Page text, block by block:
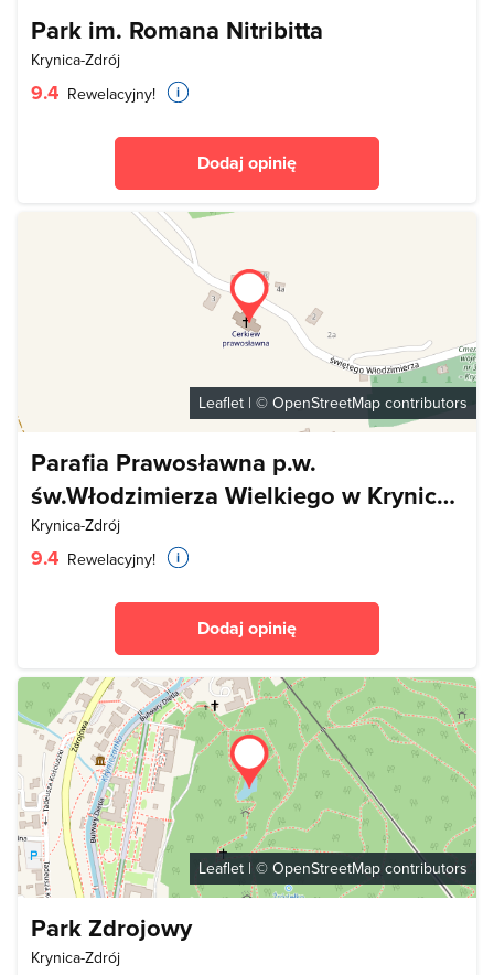
Park im. Romana Nitribitta
Krynica-Zdrój
9.4 Rewelacyjny!
Dodaj opinię
Leaflet | © OpenStreetMap contributors
Parafia Prawosławna p.w.
św.Włodzimierza Wielkiego w Krynicy-
Zdroju
Krynica-Zdrój
9.4 Rewelacyjny!
Dodaj opinię
Leaflet | © OpenStreetMap contributors
Park Zdrojowy
Krynica-Zdrój